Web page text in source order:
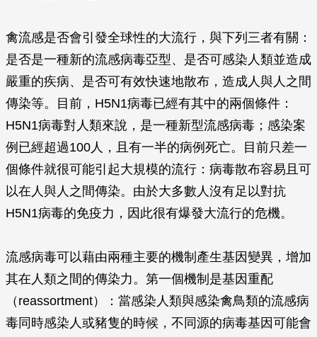
禽流感是否會引發全球性的大流行，與下列三者有關：
是否是一種新的流感病毒亞型、是否可感染人類並造成
嚴重的疾病、是否可有效快速地散布，造成人與人之間
傳染等。目前，H5N1病毒已經有其中的兩個條件：
H5N1病毒對人類來說，是一種新型流感病毒；感染案
例已經超過100人，且有一半的病例死亡。目前只差一
個條件就很可能引起大規模的流行：病毒散布容易且可
以在人與人之間傳染。由於大多數人沒有足以對抗
H5N1病毒的免疫力，因此很有爆發大流行的危機。
流感病毒可以藉由兩種主要的機制產生基因變異，增加
其在人類之間的傳染力。第一個機制是基因重配
（reassortment）：當感染人類與感染禽鳥類的流感病
毒同時感染人或豬隻的時候，不同源的病毒基因可能會